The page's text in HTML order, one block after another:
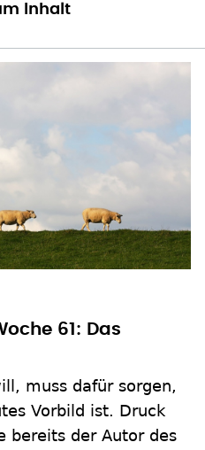
Inhalt
61: Das
muss dafür sorgen,
Vorbild ist. Druck
bereits der Autor des